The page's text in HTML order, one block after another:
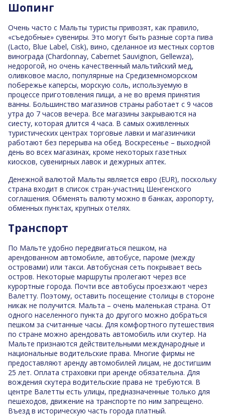
Шопинг
Очень часто с Мальты туристы привозят, как правило,
«съедобные» сувениры. Это могут быть разные сорта пива
(Lacto, Blue Label, Сisk), вино, сделанное из местных сортов
винограда (Chardonnay, Cabernet Sauvignon, Gellewza),
недорогой, но очень качественный мальтийский мед,
оливковое масло, популярные на Средиземноморском
побережье каперсы, морскую соль, используемую в
процессе приготовления пищи, а не во время принятия
ванны. Большинство магазинов страны работает с 9 часов
утра до 7 часов вечера. Все магазины закрываются на
сиесту, которая длится 4 часа. В самых оживленных
туристических центрах торговые лавки и магазинчики
работают без перерыва на обед. Воскресенье – выходной
день во всех магазинах, кроме некоторых газетных
киосков, сувенирных лавок и дежурных аптек.
Денежной валютой Мальты является евро (EUR), поскольку
страна входит в список стран-участниц Шенгенского
соглашения. Обменять валюту можно в банках, аэропорту,
обменных пунктах, крупных отелях.
Транспорт
По Мальте удобно передвигаться пешком, на
арендованном автомобиле, автобусе, пароме (между
островами) или такси. Автобусная сеть покрывает весь
остров. Некоторые маршруты пролегают через все
курортные города. Почти все автобусы проезжают через
Валетту. Поэтому, оставить посещение столицы в стороне
никак не получится. Мальта – очень маленькая страна. От
одного населенного пункта до другого можно добраться
пешком за считанные часы. Для комфортного путешествия
по стране можно арендовать автомобиль или скутер. На
Мальте признаются действительными международные и
национальные водительские права. Многие фирмы не
предоставляют аренду автомобилей лицам, не достигшим
25 лет. Оплата страховки при аренде обязательна. Для
вождения скутера водительские права не требуются. В
центре Валетты есть улицы, предназначенные только для
пешеходов, движение на транспорте по ним запрещено.
Въезд в историческую часть города платный.